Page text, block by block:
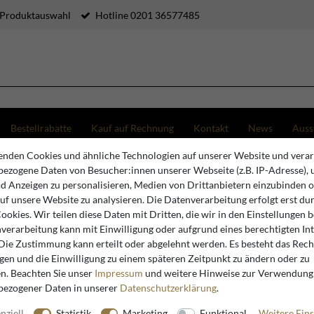
Hotline 0201 36577485
Bestellrabatte Kauf auf Rechnung Kontakt News
Möbel von Casa
Möbel im Barock Stil von Casa
Cookies und ähnliche Technologien auf unserer Website und
Daten von Besucher:innen unserer Webseite (z.B. IP-Adresse),
Anzeigen zu personalisieren, Medien von Drittanbietern einzubinden
unsere Website zu analysieren. Die Datenverarbeitung erfolgt erst
Wir teilen diese Daten mit Dritten, die wir in den Einstellungen
kann mit Einwilligung oder aufgrund eines berechtigten
Zustimmung kann erteilt oder abgelehnt werden. Es besteht das
und die Einwilligung zu einem späteren Zeitpunkt zu ändern oder zu
Beachten Sie unser Impressum und weitere Hinweise zur Verwendung
Daten in unserer Daten­schutz­erklärung.